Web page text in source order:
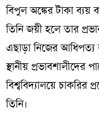
বিপুল অঙ্কের টাকা ব্যয়
তিনি জয়ী হলে তার
এছাড়া নিজের আধিপত্য
স্থানীয় প্রভাবশালীদের
বিশ্ববিদ্যালয়ে
তিনি।